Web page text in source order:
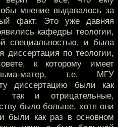
мнение выдавалось за
факт. Это уже давняя
кафедры теологии,
специальностью, и была
диссертация по теологии,
к которому имеет
матер, т.е. МГУ
диссертацию были как
так и отрицательные,
было больше, хотя они
были как раз в основном